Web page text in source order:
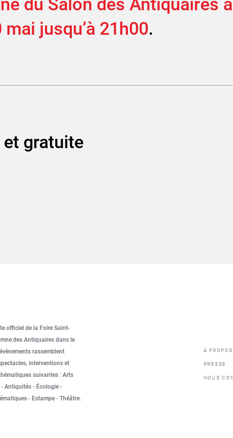
du Salon des Antiquaires
jusqu’à 21h00.
et gratuite
officiel de la Foire Saint-
des Antiquaires dans le
rassemblent
interventions et
suivantes : Arts
Antiquités - Écologie -
- Estampe - Théâtre.
À PROPOS
PRESSE
NOUS